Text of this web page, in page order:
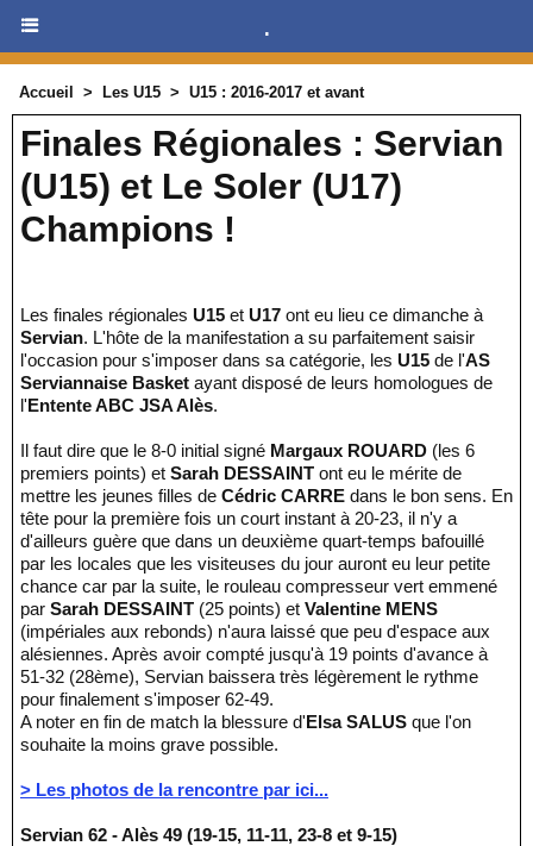
.
Accueil > Les U15 > U15 : 2016-2017 et avant
Finales Régionales : Servian
(U15) et Le Soler (U17)
Champions !
Les finales régionales U15 et U17 ont eu lieu ce dimanche à
Servian. L'hôte de la manifestation a su parfaitement saisir
l'occasion pour s'imposer dans sa catégorie, les U15 de l'AS
Serviannaise Basket ayant disposé de leurs homologues de
l'Entente ABC JSA Alès.
Il faut dire que le 8-0 initial signé Margaux ROUARD (les 6
premiers points) et Sarah DESSAINT ont eu le mérite de
mettre les jeunes filles de Cédric CARRE dans le bon sens. En
tête pour la première fois un court instant à 20-23, il n'y a
d'ailleurs guère que dans un deuxième quart-temps bafouillé
par les locales que les visiteuses du jour auront eu leur petite
chance car par la suite, le rouleau compresseur vert emmené
par Sarah DESSAINT (25 points) et Valentine MENS
(impériales aux rebonds) n'aura laissé que peu d'espace aux
alésiennes. Après avoir compté jusqu'à 19 points d'avance à
51-32 (28ème), Servian baissera très légèrement le rythme
pour finalement s'imposer 62-49.
A noter en fin de match la blessure d'Elsa SALUS que l'on
souhaite la moins grave possible.
> Les photos de la rencontre par ici...
Servian 62 - Alès 49 (19-15, 11-11, 23-8 et 9-15)